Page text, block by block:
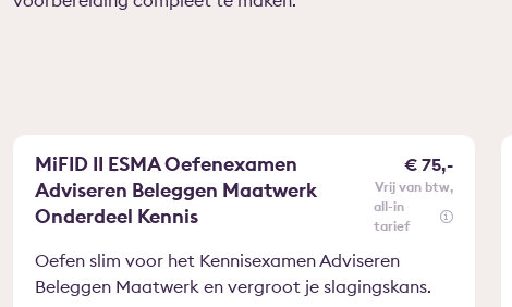
MiFID II ESMA Oefenexamen
Adviseren Beleggen Maatwerk
Onderdeel Kennis
€ 75,-
vrij van btw
all-in
tarief
Oefen slim voor het Kennisexamen Adviseren
Beleggen Maatwerk en vergroot je slagingskans.